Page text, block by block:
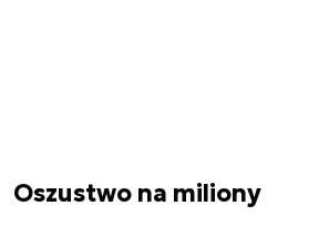
Oszustwo na miliony